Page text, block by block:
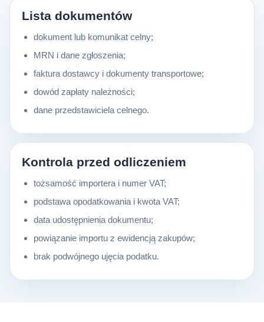
Lista dokumentów
dokument lub komunikat celny;
MRN i dane zgłoszenia;
faktura dostawcy i dokumenty transportowe;
dowód zapłaty należności;
dane przedstawiciela celnego.
Kontrola przed odliczeniem
tożsamość importera i numer VAT;
podstawa opodatkowania i kwota VAT;
data udostępnienia dokumentu;
powiązanie importu z ewidencją zakupów;
brak podwójnego ujęcia podatku.